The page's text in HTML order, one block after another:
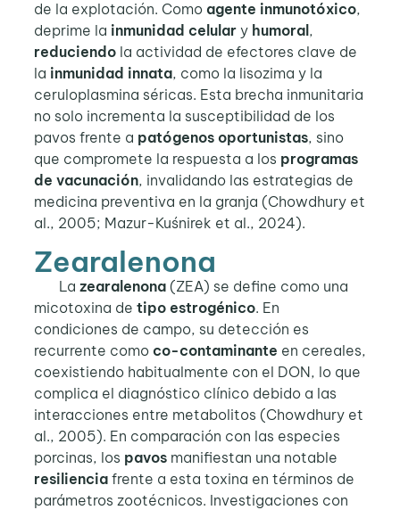
de la explotación. Como agente inmunotóxico,
deprime la inmunidad celulary humoral ,
reduciendo la actividad de efectores clave de
la inmunidad innata, como la lisozima y la
ceruloplasmina séricas. Esta brecha inmunitaria
no solo incrementa la susceptibilidad de los
pavos frente a patógenos oportunistas, sino
que compromete la respuesta a los programas
de vacunación, invalidando las estrategias de
medicina preventiva en la granja (Chowdhury et
al., 2005; Mazur-Kuśnirek et al., 2024).
Zearalenona
La zearalenona(ZEA) se define como una
micotoxina de tipo estrogénico. En
condiciones de campo, su detección es
recurrente como co-contaminante en cereales,
coexistiendo habitualmente con el DON, lo que
complica el diagnóstico clínico debido a las
interacciones entre metabolitos (Chowdhury et
al., 2005). En comparación con las especies
porcinas, los pavosmanifiestan una notable
resilienciafrente a esta toxina en términos de
parámetros zootécnicos. Investigaciones con